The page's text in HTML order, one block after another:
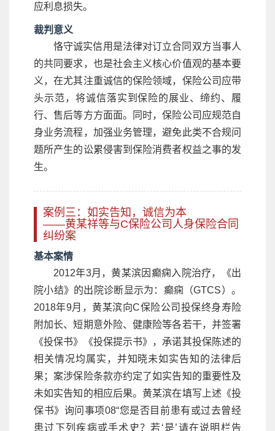
应利息损失。
裁判意义
恪守诚实信用是法律对订立合同双方当事人
的共同要求，也是社会主义核心价值观的基本要
义，在尤其注重诚信的保险领域，保险公司应带
头示范，将诚信落实到保险的展业、缔约、履
行、售后等方方面面。同时，保险公司应规范自
身业务流程，加强业务管理，避免此类不合规问
题所产生的讼累侵害到保险消费者权益之事的发
生。
案例三：如实告知，诚信为本
——黄某祥等与C保险公司人身保险合同
纠纷案
基本案情
2012年3月，黄某滨因癫痫入院治疗，《出
院小结》的出院诊断显示为：癫痫（GTCS）。
2018年9月，黄某滨向C保险公司投保终身寿险
附加长、短期意外险、健康险等各若干，并签署
《投保书》《投保提示书》，承诺其投保陈述的
相关情况均属实，并知晓未如实告知的法律后
果；案涉保险条款亦约定了如实告知的重要性及
未如实告知的相应后果。黄某滨在填写上述《投
保书》询问事项08“您是否目前患有或过去曾经
患过下列疾病或手术史？若‘是’请在说明栏告